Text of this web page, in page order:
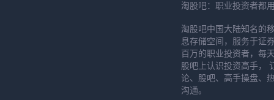
淘股吧：职业投资者都
淘股吧中国大陆知名的
息存储空间，服务于证
百万的职业投资者，每
股吧上认识投资高手，
论、股吧、高手操盘、
沟通。